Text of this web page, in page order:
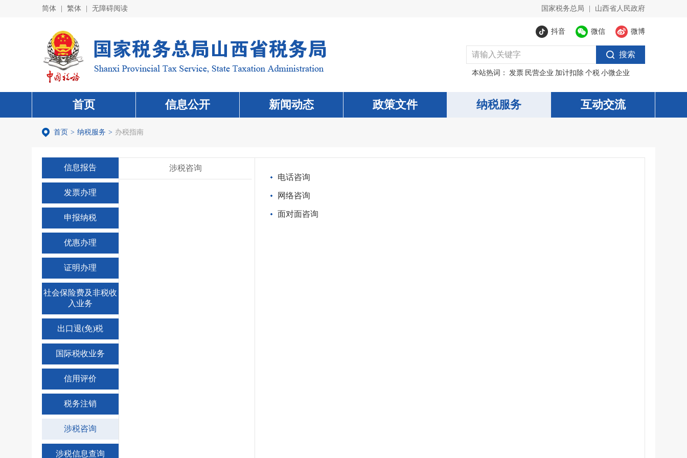
简体 繁体 无障碍阅读 国家税务总局 山西省人民政府
抖音 微信 微博
搜索
本站热词： 发票 民营企业 加计扣除 个税 小微企业
首页 信息公开 新闻动态 政策文件 纳税服务 互动交流
首页 > 纳税服务 > 办税指南
信息报告
发票办理
申报纳税
优惠办理
证明办理
社会保险费及非税收
入业务
出口退(免)税
国际税收业务
信用评价
税务注销
涉税咨询
涉税信息查询
涉税咨询
电话咨询
网络咨询
面对面咨询